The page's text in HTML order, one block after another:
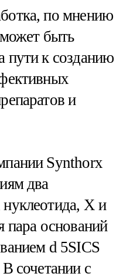
по мнению
быть
пути к созданию
и
Synthorx
два
X и
пара оснований
d 5SICS
сочетании с